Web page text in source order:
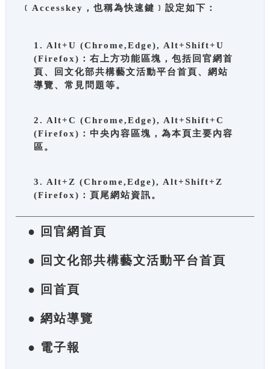
﹝Accesskey，也稱為快速鍵﹞設定如下：
1. Alt+U (Chrome,Edge), Alt+Shift+U
(Firefox)：右上方功能區塊，包括回官網首
頁、回文化部共構藝文活動平台首頁、網站
導覽、常見問題等。
2. Alt+C (Chrome,Edge), Alt+Shift+C
(Firefox)：中央內容區塊，為本頁主要內容
區。
3. Alt+Z (Chrome,Edge), Alt+Shift+Z
(Firefox)：頁尾網站資訊。
● 回官網首頁
● 回文化部共構藝文活動平台首頁
● 回首頁
● 網站導覽
● 電子報